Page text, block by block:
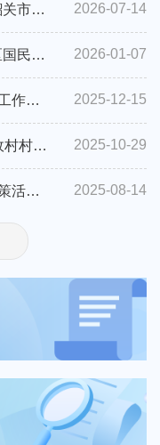
韶关市武江区人民政府关于印发《韶关市武江区国民经济和社会发展第十五个五年规划纲要》的通知 （韶武府〔2026〕13 号） 2026-07-14
中共韶关市武江区委关于制定武江区国民经济和社会发展第十五个五年规划的建议 2026-01-07
张广晖主持召开区“十五五”规划编制工作征求意见书记专题会议 2025-12-15
关于武江区龙归镇坳头村等15个行政村村庄规划（2021—2035年）成果的批后公告 2025-10-29
关于开展武江区“十五五”规划建言献策活动的公告 2025-08-14